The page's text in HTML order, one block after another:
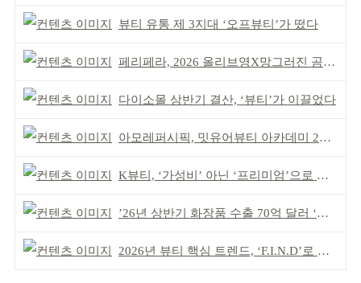
뷰티 유통 제 3지대 ‘오프뷰티’가 떴다
페리페라, 2026 올리브영X망그러진 곰 콜라보
다이소몰 상반기 결산, ‘뷰티’가 이끌었다
아모레퍼시픽, 밋유어뷰티 아카데미 2기 발대식
K뷰티, ‘가성비’ 아닌 ‘프리미엄’으로 승부걸어야
’26년 상반기 화장품 수출 70억 달러 ‘역대 최고’
2026년 뷰티 핵심 트렌드, ‘F.I.N.D’로 읽는다